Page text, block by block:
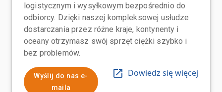
logistycznym i wysyłkowym bezpośrednio do
odbiorcy. Dzięki naszej kompleksowej usłudze
dostarczania przez różne kraje, kontynenty i
oceany otrzymasz swój sprzęt ciężki szybko i
bez problemów.
Wyślij do nas e-
maila
Dowiedz się więcej